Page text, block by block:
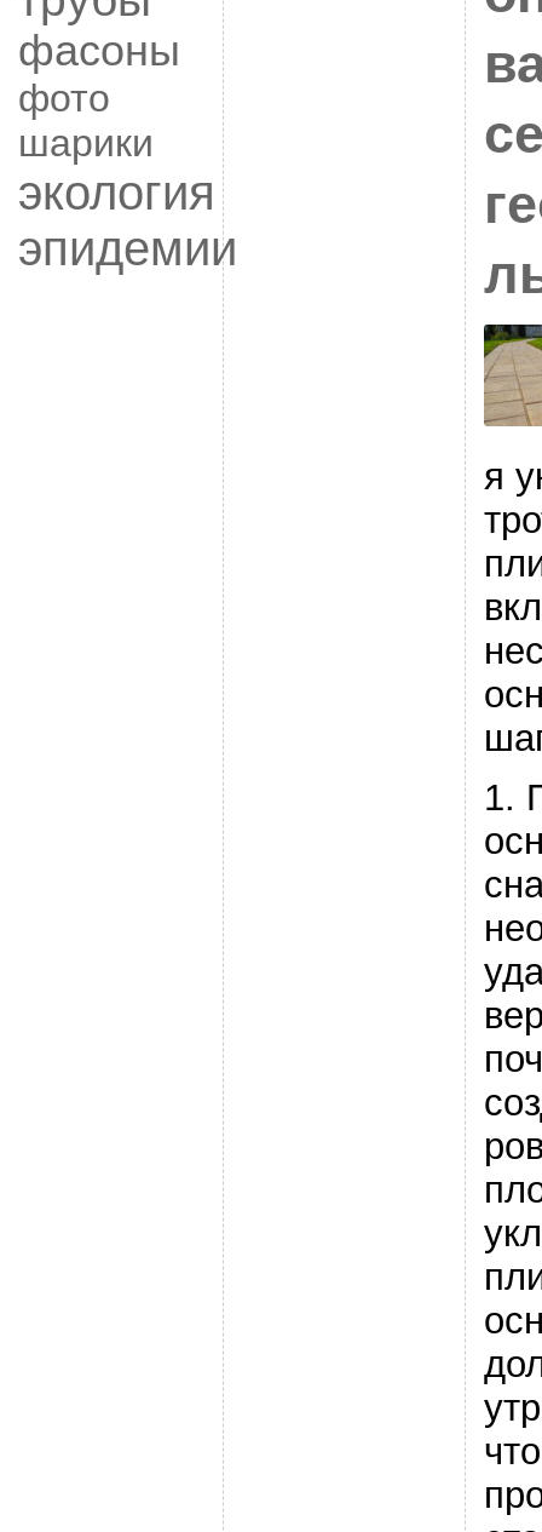
фасоны
фото
шарики
экология
эпидемии
я
1.